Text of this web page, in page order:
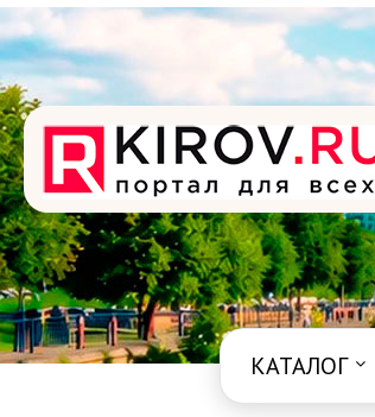
КАТАЛОГ